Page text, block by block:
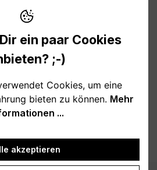
Produkte filtern
ein paar Cookies
;-)
Cookies, um eine
bieten zu können. Mehr
...
akzeptieren